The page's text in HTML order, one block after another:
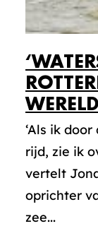
‘Als ik
rijd, zie ik
vertelt
oprichter
zee...